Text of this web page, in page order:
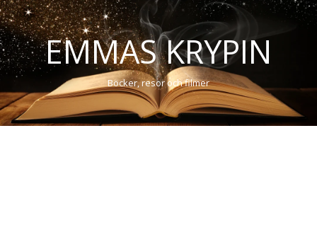
EMMAS KRYPIN
Böcker, resor och filmer